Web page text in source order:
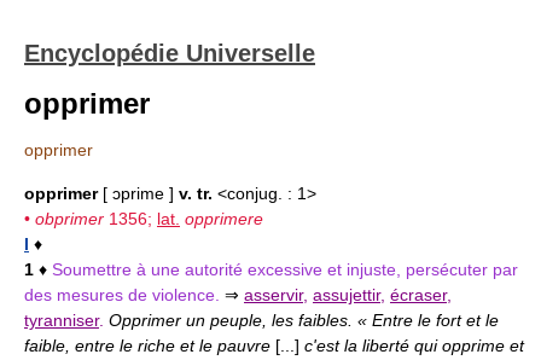
Encyclopédie Universelle
opprimer
opprimer
opprimer[ ɔprime ] v. tr. <conjug. : 1>
• obprimer 1356; lat. opprimere
I ♦
1 ♦ Soumettre à une autorité excessive et injuste, persécuter par
des mesures de violence. ⇒ asservir, assujettir, écraser,
tyranniser. Opprimer un peuple, les faibles. « Entre le fort et le
faible, entre le riche et le pauvre [...] c'est la liberté qui opprime et